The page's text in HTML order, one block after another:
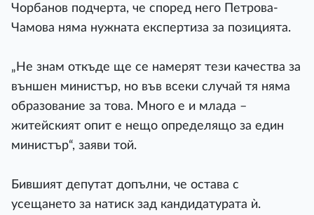
Чорбанов подчерта, че според него Петрова-
Чамова няма нужната експертиза за позицията.
„Не знам откъде ще се намерят тези качества за
външен министър, но във всеки случай тя няма
образование за това. Много е и млада –
житейският опит е нещо определящо за един
министър“, заяви той.
Бившият депутат допълни, че остава с
усещането за натиск зад кандидатурата ѝ.